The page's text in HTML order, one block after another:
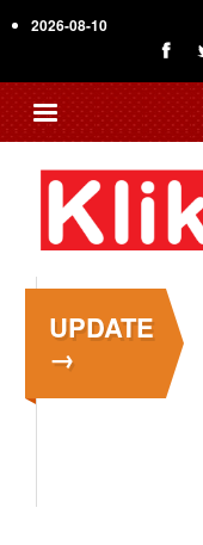
to
content
2026-08-10
UPDATE
→